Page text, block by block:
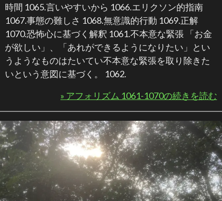
時間 1065.言いやすいから 1066.エリクソン的指南
1067.事態の難しさ 1068.無意識的行動 1069.正解
1070.恐怖心に基づく解釈 1061.不本意な緊張 「お金
が欲しい」、「あれができるようになりたい」とい
うようなものはたいてい不本意な緊張を取り除きた
いという意図に基づく。 1062.
» アフォリズム 1061-1070の続きを読む